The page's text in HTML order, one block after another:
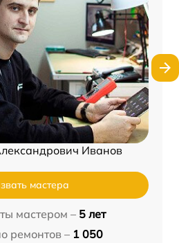
Иванов
мастера
мастером – 5 лет
ремонтов – 1 050